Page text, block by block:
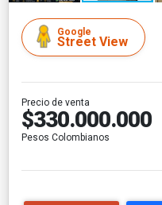
Google
Street View
Precio de venta
$330.000.000
Pesos Colombianos